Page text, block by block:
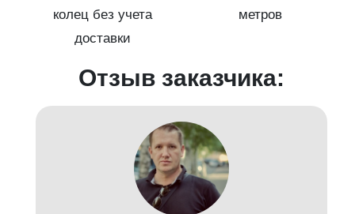
колец без учета
доставки
метров
Отзыв заказчика: